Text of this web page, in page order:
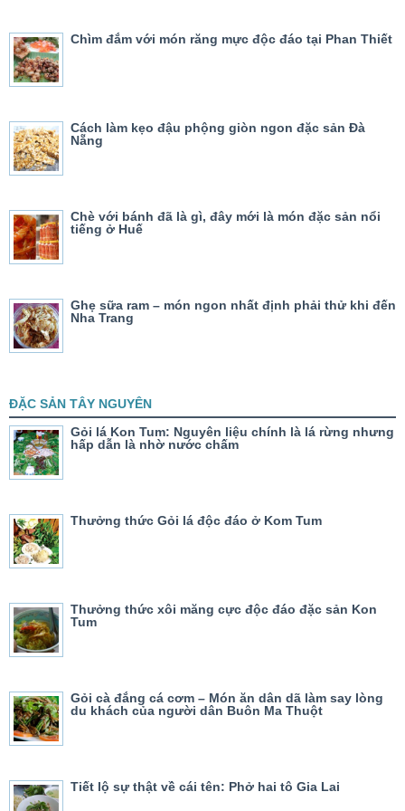
Chìm đắm với món răng mực độc đáo tại Phan Thiết
Cách làm kẹo đậu phộng giòn ngon đặc sản Đà
Nẵng
Chè với bánh đã là gì, đây mới là món đặc sản nổi
tiếng ở Huế
Ghẹ sữa ram – món ngon nhất định phải thử khi đến
Nha Trang
ĐẶC SẢN TÂY NGUYÊN
Gỏi lá Kon Tum: Nguyên liệu chính là lá rừng nhưng
hấp dẫn là nhờ nước chấm
Thưởng thức Gỏi lá độc đáo ở Kom Tum
Thưởng thức xôi măng cực độc đáo đặc sản Kon
Tum
Gỏi cà đắng cá cơm – Món ăn dân dã làm say lòng
du khách của người dân Buôn Ma Thuột
Tiết lộ sự thật về cái tên: Phở hai tô Gia Lai